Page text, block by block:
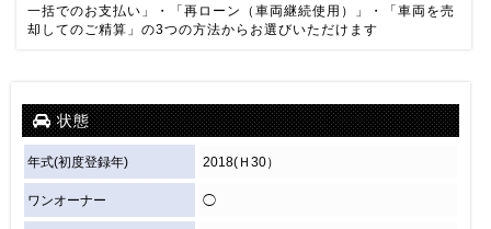
一括でのお支払い」・「再ローン（車両継続使用）」・「車両を売
却してのご精算」の3つの方法からお選びいただけます
状態
年式(初度登録年) 2018(Ｈ30）
ワンオーナー ◯